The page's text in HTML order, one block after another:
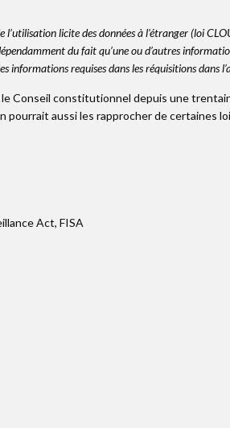
licite des données à l’étranger (loi
du fait qu’une ou d’autres
requises dans les réquisitions dans
Conseil constitutionnel depuis une
aussi les rapprocher de certaines
Act, FISA